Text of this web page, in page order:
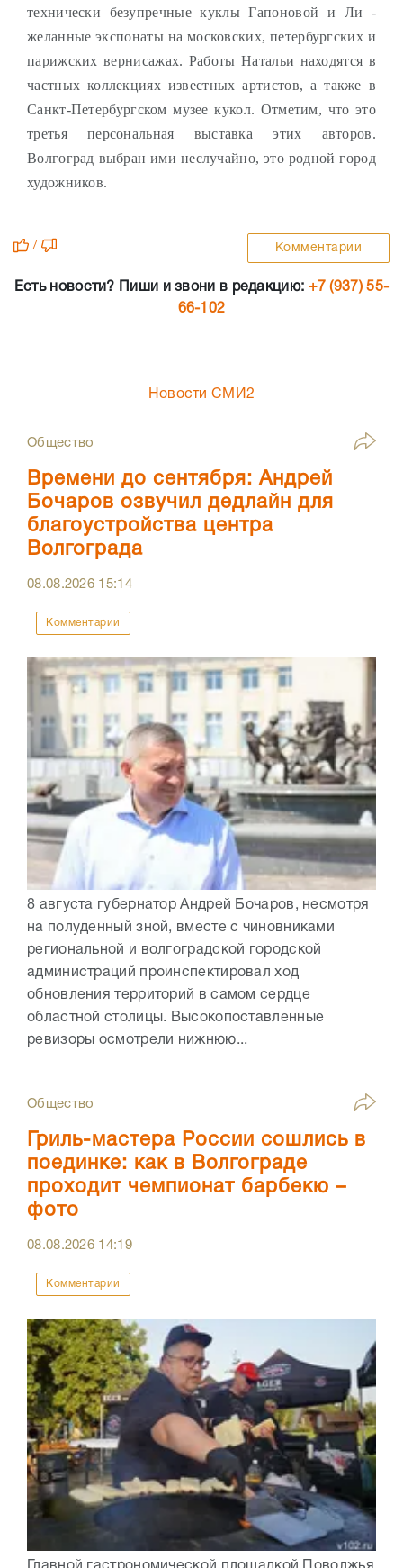
технически безупречные куклы Гапоновой и Ли -
желанные экспонаты на московских, петербургских и
парижских вернисажах. Работы Натальи находятся в
частных коллекциях известных артистов, а также в
Санкт-Петербургском музее кукол. Отметим, что это
третья персональная выставка этих авторов.
Волгоград выбран ими неслучайно, это родной город
художников.
/ Комментарии
Есть новости? Пиши и звони в редакцию: +7 (937) 55-
66-102
Новости СМИ2
Общество
Времени до сентября: Андрей
Бочаров озвучил дедлайн для
благоустройства центра
Волгограда
08.08.2026 15:14
Комментарии
8 августа губернатор Андрей Бочаров, несмотря
на полуденный зной, вместе с чиновниками
региональной и волгоградской городской
администраций проинспектировал ход
обновления территорий в самом сердце
областной столицы. Высокопоставленные
ревизоры осмотрели нижнюю...
Общество
Гриль-мастера России сошлись в
поединке: как в Волгограде
проходит чемпионат барбекю –
фото
08.08.2026 14:19
Комментарии